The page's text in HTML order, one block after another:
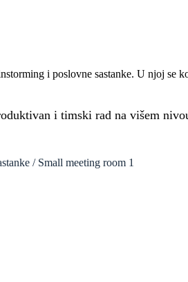
i poslovne sastanke. U njoj se
i timski rad na višem